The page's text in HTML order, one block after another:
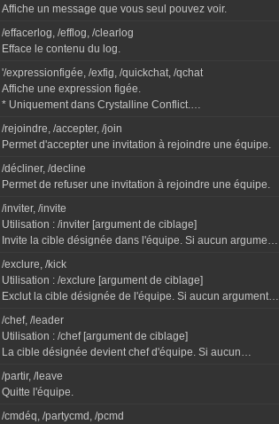
Affiche un message que vous seul pouvez voir.
/effacerlog, /efflog, /clearlog
Efface le contenu du log.
'/expressionfigée, /exfig, /quickchat, /qchat
Affiche une expression figée.
* Uniquement dans Crystalline Conflict.
Affiche l'expression figée Attaque.
/exfig Attaque...
/rejoindre, /accepter, /join
Permet d'accepter une invitation à rejoindre une équipe.
/décliner, /decline
Permet de refuser une invitation à rejoindre une équipe.
/inviter, /invite
Utilisation : /inviter [argument de ciblage]
Invite la cible désignée dans l'équipe. Si aucun argument
/exclure, /kick
Utilisation : /exclure [argument de ciblage]
Exclut la cible désignée de l'équipe. Si aucun argument
/chef, /leader
Utilisation : /chef [argument de ciblage]
La cible désignée devient chef d'équipe. Si aucun
d'équipe.
/partir, /leave
Quitte l'équipe.
/cmdéq, /partycmd, /pcmd